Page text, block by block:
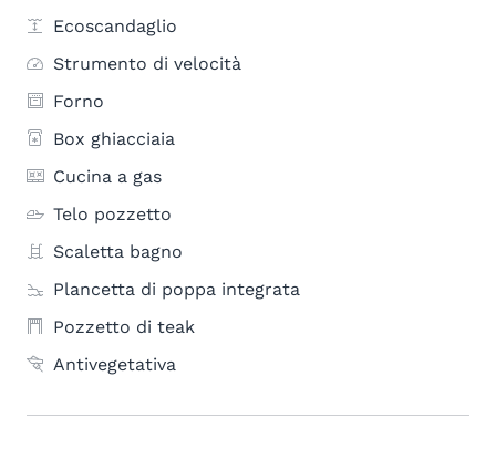
Ecoscandaglio
Strumento di velocità
Forno
Box ghiacciaia
Cucina a gas
Telo pozzetto
Scaletta bagno
Plancetta di poppa integrata
Pozzetto di teak
Antivegetativa